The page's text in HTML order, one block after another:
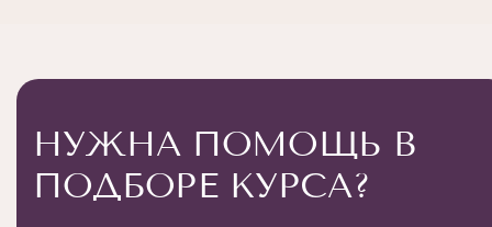
НУЖНА ПОМОЩЬ В
ПОДБОРЕ КУРСА?